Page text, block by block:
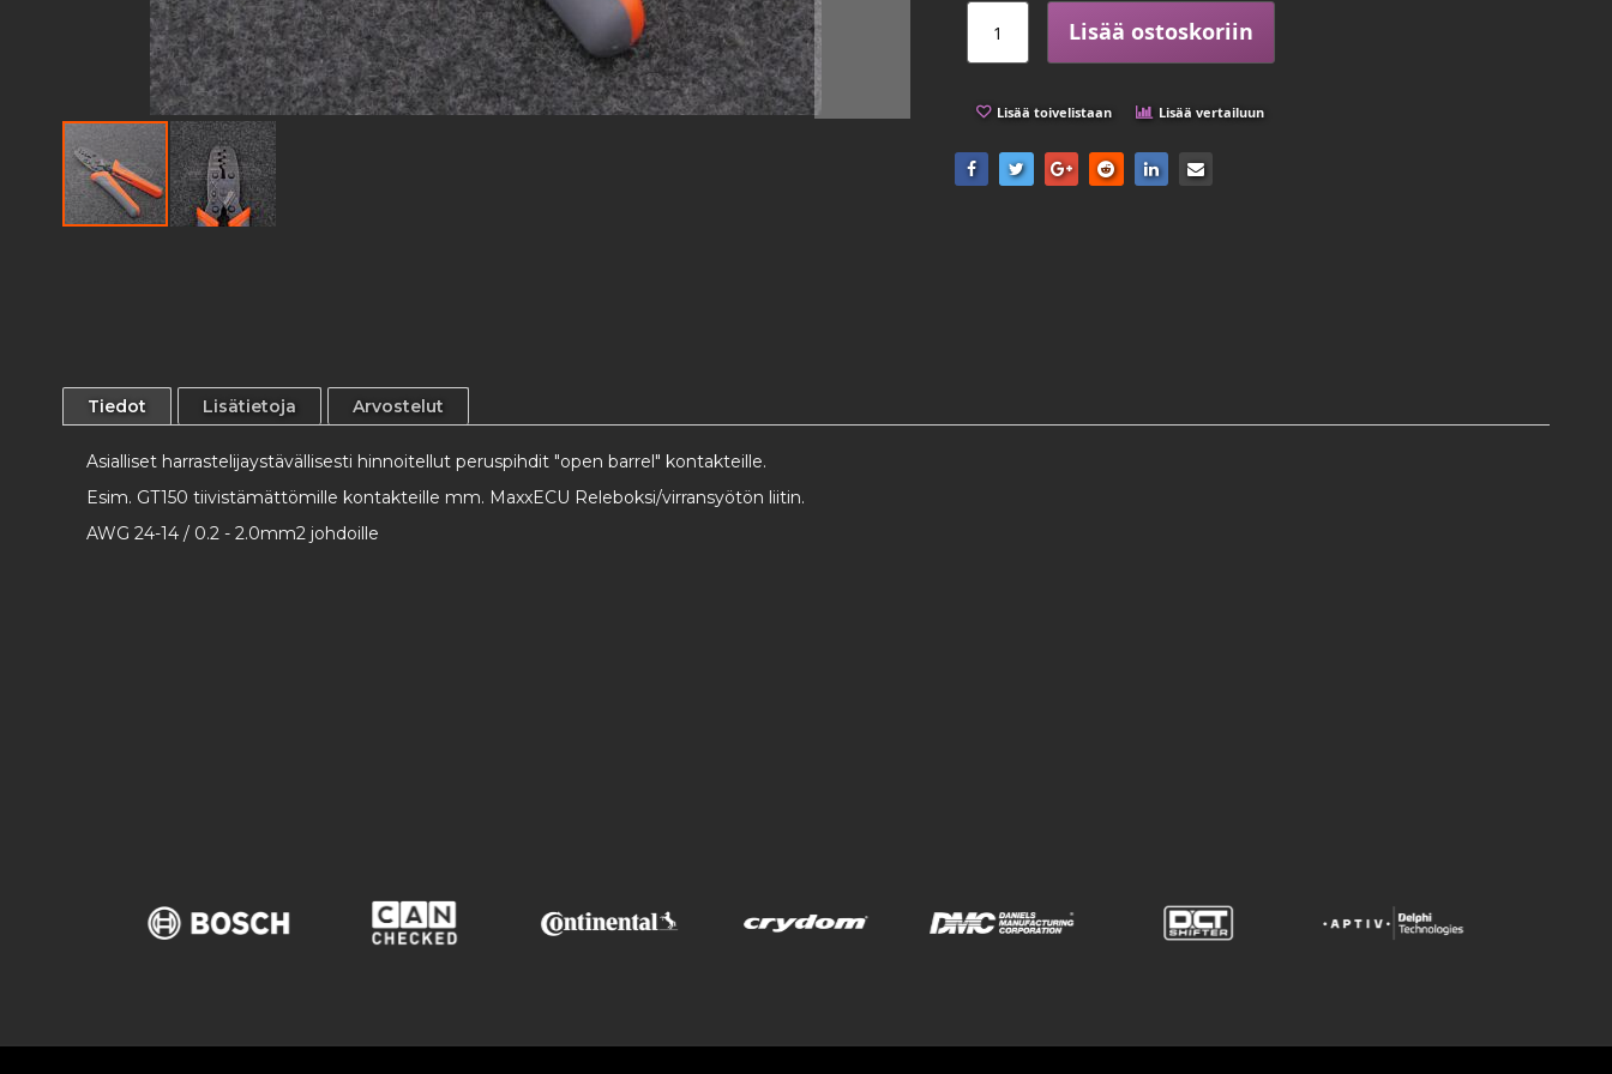
images
gallery
Lisää ostoskoriin
Lisää toivelistaan Lisää vertailuun
Tiedot
Asialliset harrastelijaystävällisesti hinnoitellut peruspihdit "open barrel" kontakteille.
Esim. GT150 tiivistämättömille kontakteille mm. MaxxECU Releboksi/virransyötön liitin.
AWG 24-14 / 0.2 - 2.0mm2 johdoille
Lisätietoja Arvostelut